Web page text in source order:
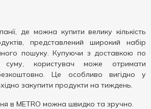
де можна купити велику кількість
представлений широкий набір
пошуку. Купуючи з доставкою по
користувач може отримати
Це особливо вигідно у
закупити продукти на тиждень.
в METRO можна швидко та зручно.